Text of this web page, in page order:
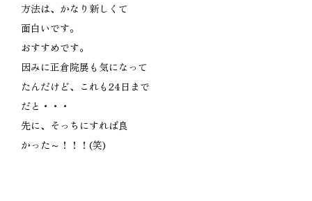
方法は、かなり新しくて
面白いです。
おすすめです。
因みに正倉院展も気になって
たんだけど、これも24日まで
だと・・・
先に、そっちにすれば良
かった～！！！(笑)